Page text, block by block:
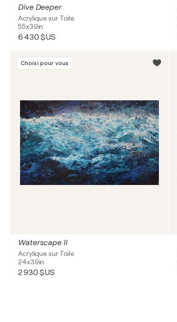
Dive Deeper
Acrylique sur Toile
55x39in
6 430 $US
Choisi pour vous
Waterscape II
Acrylique sur Toile
24x39in
2 930 $US